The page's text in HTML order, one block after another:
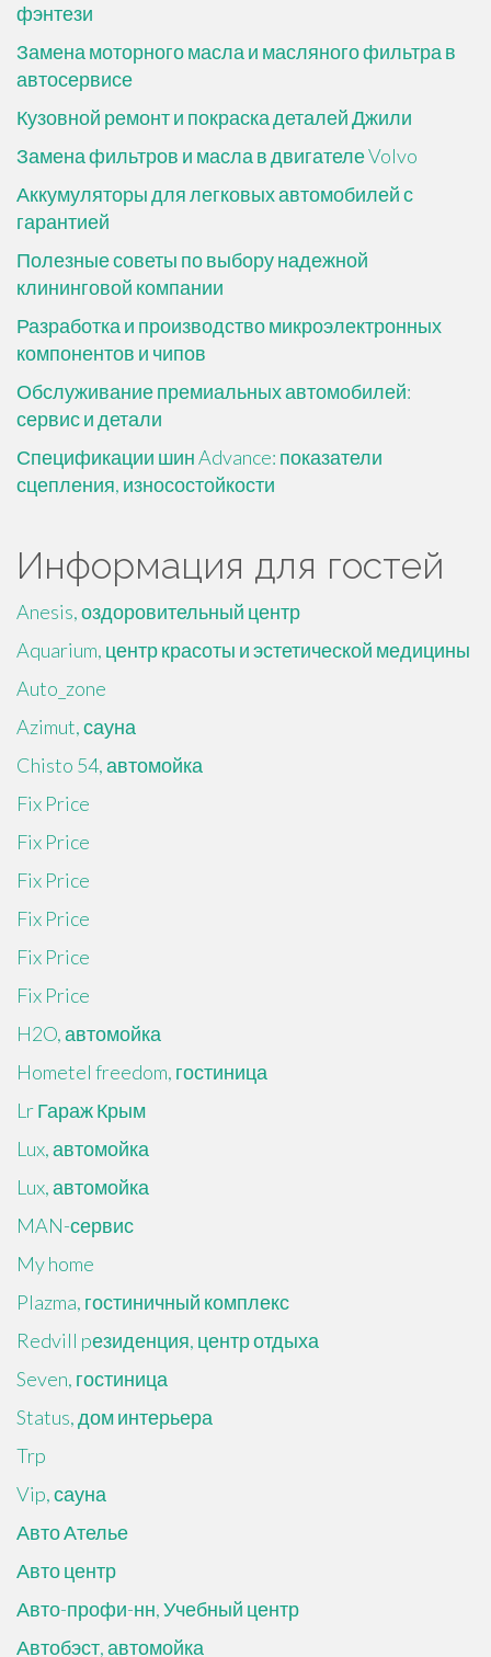
фэнтези
Замена моторного масла и масляного фильтра в
автосервисе
Кузовной ремонт и покраска деталей Джили
Замена фильтров и масла в двигателе Volvo
Аккумуляторы для легковых автомобилей с
гарантией
Полезные советы по выбору надежной
клининговой компании
Разработка и производство микроэлектронных
компонентов и чипов
Обслуживание премиальных автомобилей:
сервис и детали
Спецификации шин Advance: показатели
сцепления, износостойкости
Информация для гостей
Anesis, оздоровительный центр
Aquarium, центр красоты и эстетической медицины
Auto_zone
Azimut, сауна
Chisto 54, автомойка
Fix Price
Fix Price
Fix Price
Fix Price
Fix Price
Fix Price
H2O, автомойка
Hometel freedom, гостиница
Lr Гараж Крым
Lux, автомойка
Lux, автомойка
MAN-сервис
My home
Plazma, гостиничный комплекс
Redvill pезиденция, центр отдыха
Seven, гостиница
Status, дом интерьера
Trp
Vip, сауна
Авто Ателье
Авто центр
Авто-профи-нн, Учебный центр
Автобэст, автомойка